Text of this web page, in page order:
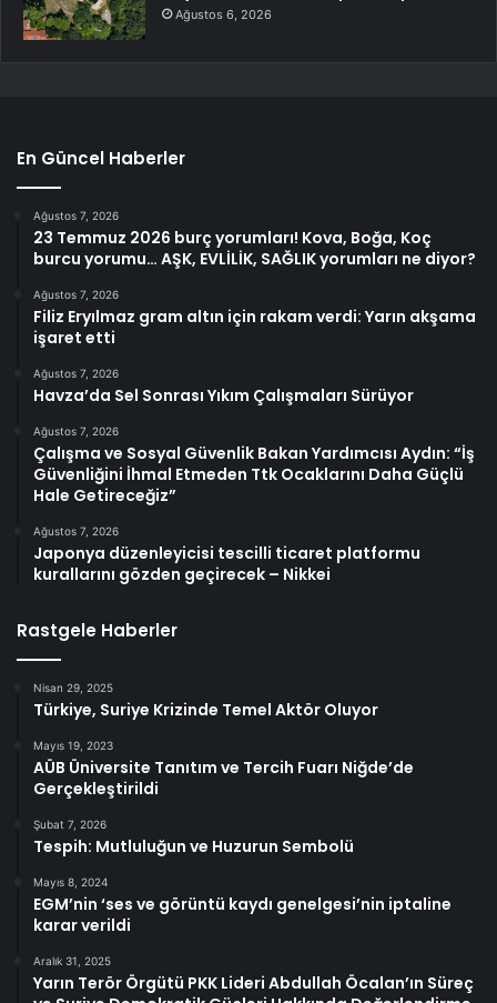
Ağustos 6, 2026
En Güncel Haberler
Ağustos 7, 2026
23 Temmuz 2026 burç yorumları! Kova, Boğa, Koç
burcu yorumu… AŞK, EVLİLİK, SAĞLIK yorumları ne diyor?
Ağustos 7, 2026
Filiz Eryılmaz gram altın için rakam verdi: Yarın akşama
işaret etti
Ağustos 7, 2026
Havza’da Sel Sonrası Yıkım Çalışmaları Sürüyor
Ağustos 7, 2026
Çalışma ve Sosyal Güvenlik Bakan Yardımcısı Aydın: “İş
Güvenliğini İhmal Etmeden Ttk Ocaklarını Daha Güçlü
Hale Getireceğiz”
Ağustos 7, 2026
Japonya düzenleyicisi tescilli ticaret platformu
kurallarını gözden geçirecek – Nikkei
Rastgele Haberler
Nisan 29, 2025
Türkiye, Suriye Krizinde Temel Aktör Oluyor
Mayıs 19, 2023
AÜB Üniversite Tanıtım ve Tercih Fuarı Niğde’de
Gerçekleştirildi
Şubat 7, 2026
Tespih: Mutluluğun ve Huzurun Sembolü
Mayıs 8, 2024
EGM’nin ‘ses ve görüntü kaydı genelgesi’nin iptaline
karar verildi
Aralık 31, 2025
Yarın Terör Örgütü PKK Lideri Abdullah Öcalan’ın Süreç